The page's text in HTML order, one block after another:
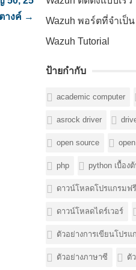
างค์ →
Wazuh พอร์ตที่จำเป็น
Wazuh Tutorial
ป้ายกำกับ
academic computer
asrock driver
open source
php python เบื้อง
ดาวน์โหลดโปรแกรมฟรี
ดาวน์โหลดไดร์เวอร์
ตัวอย่างการเขียนโปรแ
ตัวอย่างภาษาซี ตั